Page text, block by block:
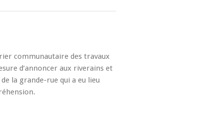
communautaire des travaux
d’annoncer aux riverains et
la grande-rue qui a eu lieu